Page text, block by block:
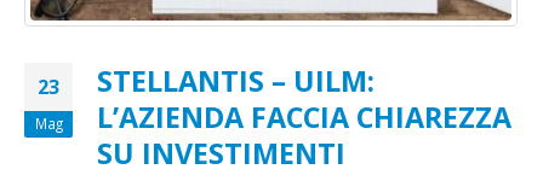
23
Mag
STELLANTIS – UILM:
L’AZIENDA FACCIA CHIAREZZA
SU INVESTIMENTI